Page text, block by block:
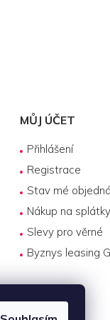
MŮJ ÚČET
Přihlášení
Registrace
Stav mé
Nákup na splátky
Slevy pro věrné
Byznys leasing